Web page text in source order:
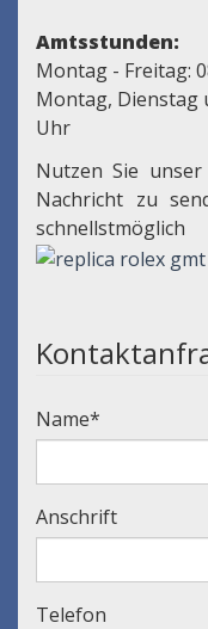
Amtsstunden:
Montag - Freitag:
Montag, Dienstag
Uhr
Nutzen Sie
Nachricht zu
Name*
Anschrift
Telefon